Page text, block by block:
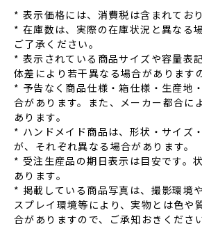
* 表⽰価格には、消費税は含まれており
* 在庫数は、実際の在庫状況と異なる
ご了承ください。
* 表⽰されている商品サイズや容量表
体差により若⼲異なる場合があります
* 予告なく商品仕様‧箱仕様‧⽣産地
合があります。また、メーカー都合に
あります。
* ハンドメイド商品は、形状‧サイ
が、それぞれ異なる場合があります。
* 受注⽣産品の期⽇表⽰は⽬安です。
あります。
* 掲載している商品写真は、撮影環境
スプレイ環境等により、実物とは⾊や
合がありますので、ご承知おきください